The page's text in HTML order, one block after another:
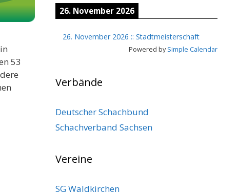
53
26. November 2026
26. November 2026 :: Stadtmeisterschaft
Powered bySimple Calendar
Verbände
Deutscher Schachbund
Schachverband Sachsen
Vereine
SG Waldkirchen